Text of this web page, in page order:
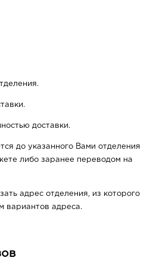
доставки.
до указанного Вами отделения
либо заранее переводом на
адрес отделения, из которого
вариантов адреса.